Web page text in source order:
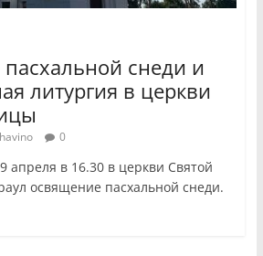
снеди и
литургия в церкви
0
апреля в 16.30 в церкви Святой
освящение пасхальной снеди.